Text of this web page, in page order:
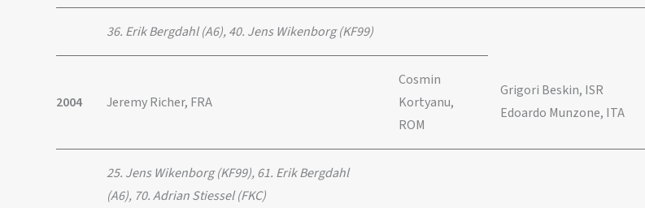
36. Erik Bergdahl (A6), 40. Jens Wikenborg (KF99)
2004 Jeremy Richer, FRA
Cosmin
Kortyanu,
ROM
Grigori Beskin, ISR
Edoardo Munzone, ITA
25. Jens Wikenborg (KF99), 61. Erik Bergdahl
(A6), 70. Adrian Stiessel (FKC)